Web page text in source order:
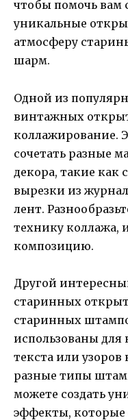
чтобы помочь вам
уникальные
атмосферу
шарм.
Одной из
винтажных
коллажирование.
сочетать разные
декора, такие
вырезки из
лент.
технику коллажа,
композицию.
Другой
старинных
старинных
использованы для
текста или узоров
разные типы
можете создать
эффекты,